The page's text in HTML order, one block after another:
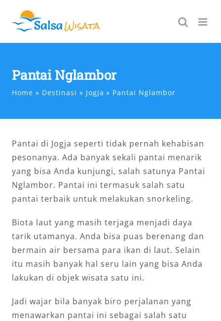
content
Pantai Nglambor
Home Destinasi Jogja Pantai Nglambor
Pantai di Jogja seperti tidak pernah kehabisan
pesonanya. Ada banyak sekali pantai menarik
yang bisa Anda kunjungi, salah satunya Pantai
Nglambor. Pantai ini termasuk salah satu
pantai terbaik untuk melakukan snorkeling.
Biota laut yang masih terjaga menjadi daya
tarik utamanya. Anda bisa puas berenang dan
bermain air bersama para ikan di laut. Selain
itu masih banyak hal seru lain yang bisa Anda
lakukan di objek wisata satu ini.
Jadi wajar bila banyak biro perjalanan yang
menawarkan pantai ini sebagai salah satu